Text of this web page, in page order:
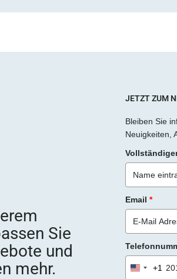
d
s
s
e
d
l
e
r
Sie
und
mehr.
JETZT ZUM
Bleiben Sie
Neuigkeiten,
Email *
United
+1